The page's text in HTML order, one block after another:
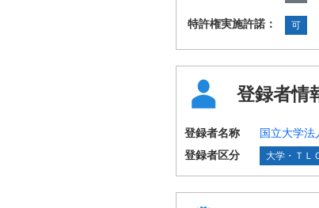
特許権実施許諾： 可
登録者情
登録者名称
国立大学法
登録者区分
大学・ＴＬ